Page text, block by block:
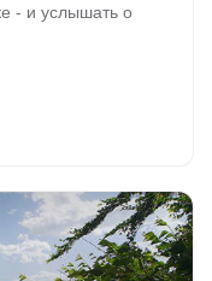
- и услышать о